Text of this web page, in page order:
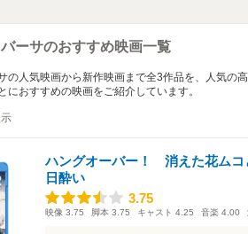
ーサのおすすめ映画一覧
の人気映画から新作映画まで全3作品を、人気の
におすすめの映画をご紹介しています。
ハングオーバー！ 消えた花ムコ
日酔い
3.75
3.75
映像 3.75 脚本 3.75 キャスト 4.25 音楽 4.00